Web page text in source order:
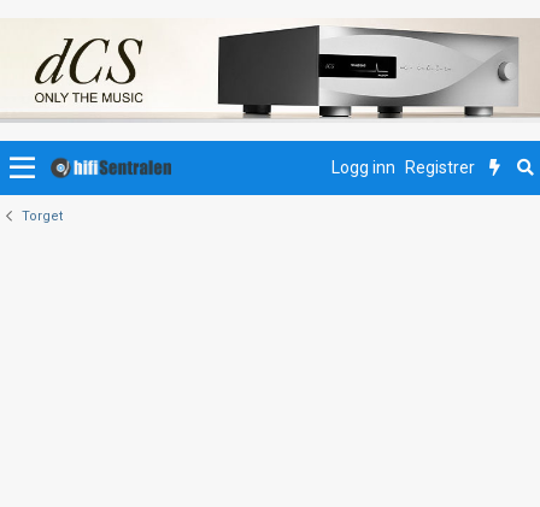
Logg inn Registrer
Torget